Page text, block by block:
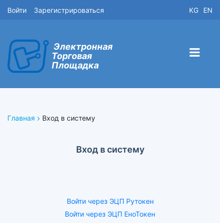
Войти Зарегистрироваться KG EN
Электронная
Торговая
Площадка
Главная Вход в систему
Вход в систему
Войти через ЭЦП Рутокен
Войти через ЭЦП ЕноТокен